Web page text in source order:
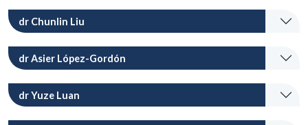
dr Chunlin Liu
dr Asier López-Gordón
dr Yuze Luan